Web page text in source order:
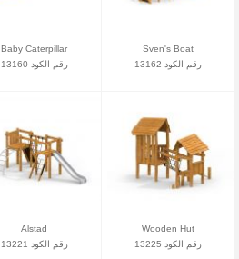
Baby Caterpillar
رقم الكود 13160
Sven's Boat
رقم الكود 13162
Alstad
رقم الكود 13221
Wooden Hut
رقم الكود 13225